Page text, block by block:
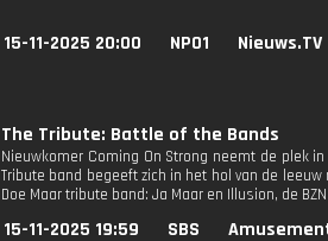
15-11-2025 20:00 NPO1 Nieuws.TV
The Tribute: Battle of the Bands
Nieuwkomer Coming On Strong neemt de plek
Tribute band begeeft zich in het hol van de
Doe Maar tribute band: Ja Maar en Illusion, de
15-11-2025 19:59 SBS